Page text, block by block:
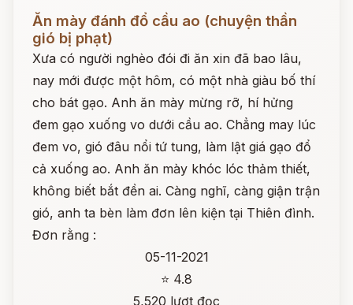
Đọc ngay
Ăn mày đánh đổ cầu ao (chuyện thần
gió bị phạt)
Xưa có người nghèo đói đi ăn xin đã bao lâu,
nay mới được một hôm, có một nhà giàu bố thí
cho bát gạo. Anh ăn mày mừng rỡ, hí hửng
đem gạo xuống vo dưới cầu ao. Chẳng may lúc
đem vo, gió đâu nổi tứ tung, làm lật giá gạo đổ
cả xuống ao. Anh ăn mày khóc lóc thảm thiết,
không biết bắt đền ai. Càng nghĩ, càng giận trận
gió, anh ta bèn làm đơn lên kiện tại Thiên đình.
Đơn rằng :
05-11-2021
⭐ 4.8
5,520 lượt đọc